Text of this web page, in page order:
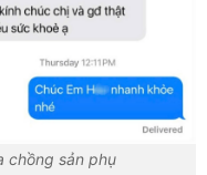
chồng sản phụ